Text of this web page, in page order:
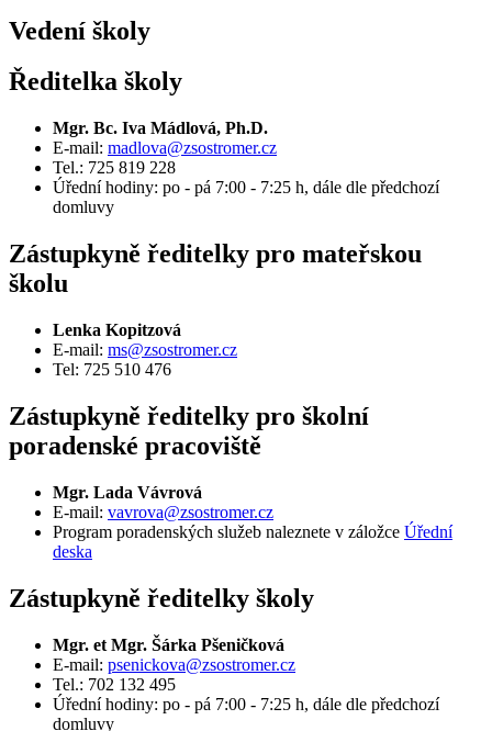
Vedení školy
Ředitelka školy
Mgr. Bc. Iva Mádlová, Ph.D.
E-mail: madlova@zsostromer.cz
Tel.: 725 819 228
Úřední hodiny: po - pá 7:00 - 7:25 h, dále dle předchozí
domluvy
Zástupkyně ředitelky pro mateřskou
školu
Lenka Kopitzová
E-mail: ms@zsostromer.cz
Tel: 725 510 476
Zástupkyně ředitelky pro školní
poradenské pracoviště
Mgr. Lada Vávrová
E-mail: vavrova@zsostromer.cz
Program poradenských služeb naleznete v záložce Úřední
deska
Zástupkyně ředitelky školy
Mgr. et Mgr. Šárka Pšeničková
E-mail: psenickova@zsostromer.cz
Tel.: 702 132 495
Úřední hodiny: po - pá 7:00 - 7:25 h, dále dle předchozí
domluvy